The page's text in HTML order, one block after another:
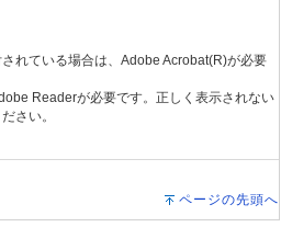
れている場合は、Adobe Acrobat(R)が必要
Readerが必要です。正しく表示されない
さい。
ページの先頭へ